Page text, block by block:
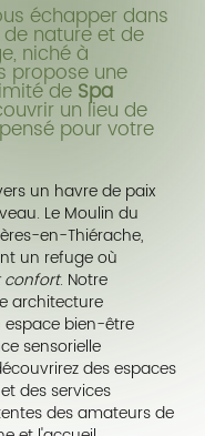
échapper dans
nature et de
niché à
propose une
de Spa
un lieu de
pour votre
un havre de paix
Le Moulin du
en-Thiérache,
un refuge où
confort. Notre
architecture
bien-être
sensorielle
des espaces
des services
des amateurs de